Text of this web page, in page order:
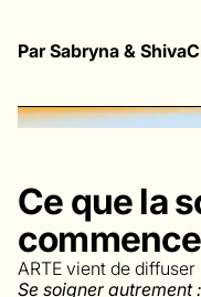
Par Sabryna &
Ce que la
ARTE vient de
Se soigner autrement